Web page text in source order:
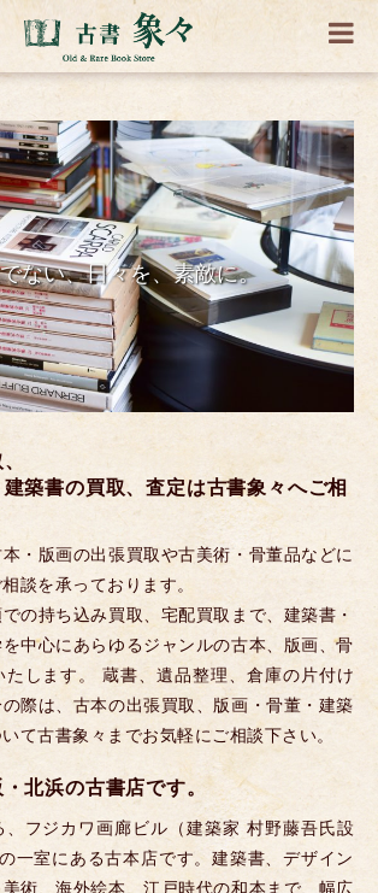
ない、日々を、素敵に。
築書の買取、査定は古書象々へご相
・版画の出張買取や古美術・骨董品などに
談を承っております。
の持ち込み買取、宅配買取まで、建築書・
中心にあらゆるジャンルの古本、版画、骨
たします。 蔵書、遺品整理、倉庫の片付け
際は、古本の出張買取、版画・骨董・建築
て古書象々までお気軽にご相談下さい。
北浜の古書店です。
、フジカワ画廊ビル（建築家 村野藤吾氏設
一室にある古本店です。建築書、デザイン
術、海外絵本、江戸時代の和本まで、幅広